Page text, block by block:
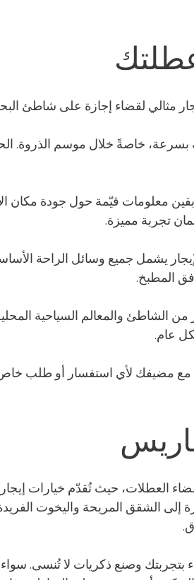
مثالي لقضاء إجازة على شاطئ
بسرعة، خاصةً خلال موسم الذروة.
معلومات قيّمة حول جودة مكان
تجربة مميزة.
يشمل جميع وسائل الراحة
المطبخ.
الشاطئ والمعالم السياحية
عام.
مع مضيفك لأي استفسار أو طلب
العطلات، حيث تُقدّم خيارات
إلى الشقق المريحة واليخوت
بتجربتك وصنع ذكريات لا تُنسى.